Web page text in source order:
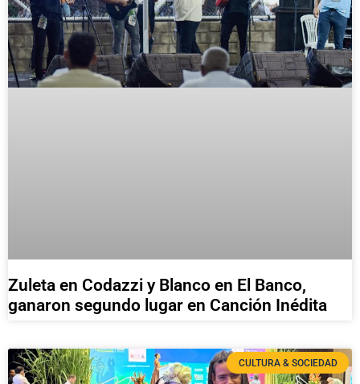
Zuleta en Codazzi y Blanco en El Banco,
ganaron segundo lugar en Canción Inédita
CULTURA & SOCIEDAD